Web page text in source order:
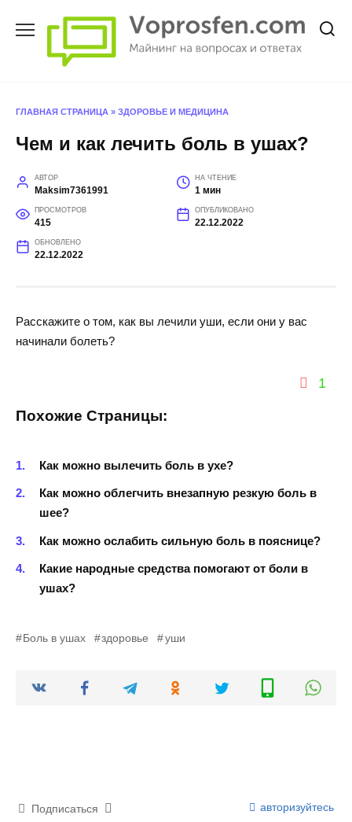
ГЛАВНАЯ СТРАНИЦА » ЗДОРОВЬЕ И МЕДИЦИНА
Чем и как лечить боль в ушах?
АВТОР
Maksim7361991
НА ЧТЕНИЕ
1 мин
ПРОСМОТРОВ
415
ОПУБЛИКОВАНО
22.12.2022
ОБНОВЛЕНО
22.12.2022
Расскажите о том, как вы лечили уши, если они у вас
начинали болеть?
1
Похожие Страницы:
Как можно вылечить боль в ухе?
Как можно облегчить внезапную резкую боль в
шее?
Как можно ослабить сильную боль в пояснице?
Какие народные средства помогают от боли в
ушах?
Боль в ушах здоровье уши
Подписаться авторизуйтесь